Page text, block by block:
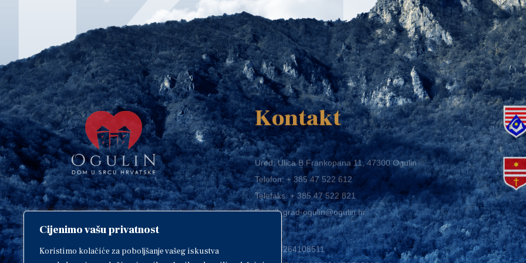
Cijenimo vašu privatnost
Koristimo kolačiće za poboljšanje vašeg iskustva
Copyright © 2018. Grad Ogulin,
sva prava pridržana.
Kontakt
Ured: Ulica B.Frankopana 11, 47300 Ogulin
Telefon:+ 385 47 522 612
Telefaks:+ 385 47 522 821
E-mail:grad-ogulin@ogulin.hr
OIB: 58264108511
IBAN: HR1424020061829700009